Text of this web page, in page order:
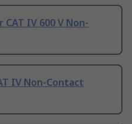
CAT IV 600 V Non-
IV Non-Contact